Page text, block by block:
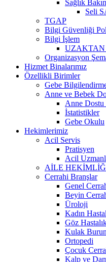
Sağlık
Seli
TGAP
Bilgi Güvenliği
Bilgi İşlem
UZAKTAN
Organizasyon
Hizmet Binalarımız
Özellikli Birimler
Gebe
Anne ve Bebek
Anne Dostu
İstatistikler
Gebe Okulu
Hekimlerimiz
Acil Servis
Pratisyen
Acil
AİLE
Cerrahi Branşlar
Genel
Beyin
Üroloji
Kadın
Göz
Kulak
Ortopedi
Çocuk
Kalp ve